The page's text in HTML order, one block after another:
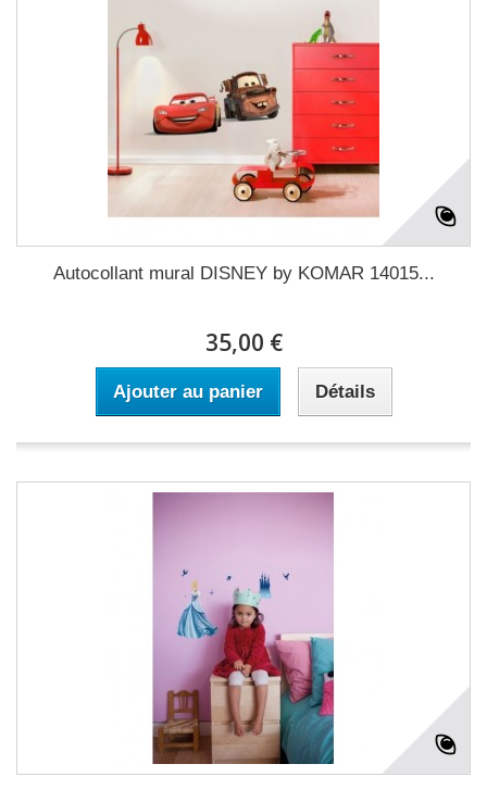
Autocollant mural DISNEY by KOMAR 14015...
35,00 €
Ajouter au panier Détails